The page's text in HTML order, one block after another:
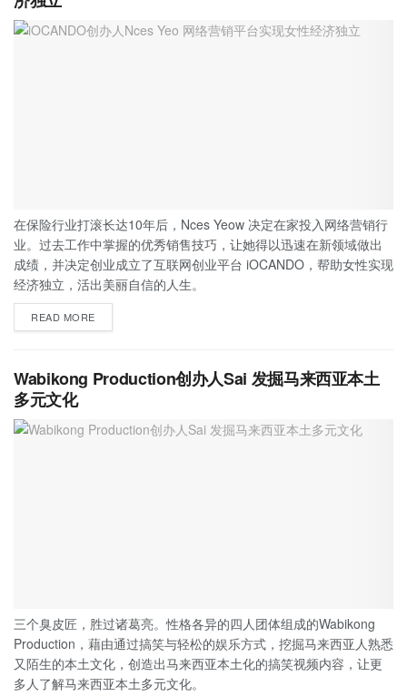
在保险行业打滚长达10年后，Nces Yeow 决定在家投入网络营销行
业。过去工作中掌握的优秀销售技巧，让她得以迅速在新领域做出
成绩，并决定创业成立了互联网创业平台 iOCANDO，帮助女性实现
经济独立，活出美丽自信的人生。
READ MORE
Wabikong Production创办人Sai 发掘马来西亚本土
多元文化
三个臭皮匠，胜过诸葛亮。性格各异的四人团体组成的Wabikong
Production，藉由通过搞笑与轻松的娱乐方式，挖掘马来西亚人熟悉
又陌生的本土文化，创造出马来西亚本土化的搞笑视频内容，让更
多人了解马来西亚本土多元文化。